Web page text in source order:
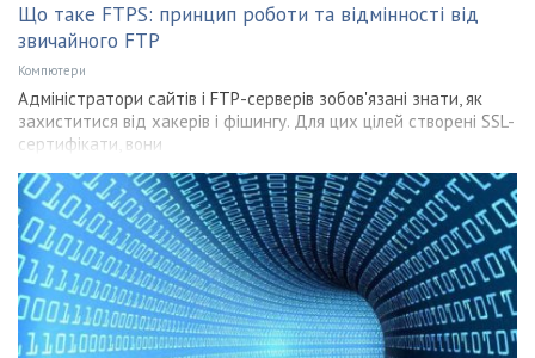
Що таке FTPS: принцип роботи та відмінності від
звичайного FTP
Компютери
Адміністратори сайтів і FTP-серверів зобов'язані знати, як
захиститися від хакерів і фішингу. Для цих цілей створені SSL-
сертифікати, вони